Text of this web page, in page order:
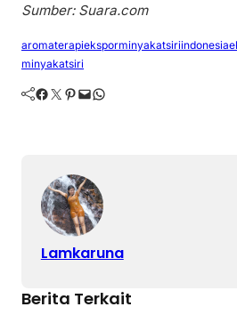
Sumber: Suara.com
aromaterapieksporminyakatsiri
minyakatsiri
Facebook Twitter Pinterest Mail WhatsApp
Lamkaruna
Berita Terkait